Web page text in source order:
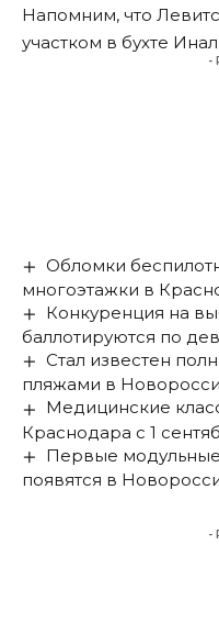
Напомним, что
участком в бухте Инал
-
Обломки
многоэтажки в
Конкуренция на
баллотируются по
Стал известен
пляжами в
Медицинские
Краснодара с 1
Первые модульные
появятся в
-